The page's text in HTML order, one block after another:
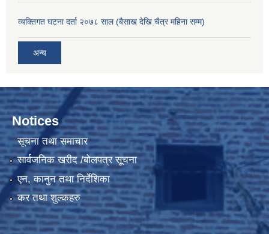
व्यक्तिगत घटना दर्ता २०७८ साल (बैसाख देखि चैत्र महिना सम्म)
अन्य
Notices
सूचना तथा समाचार
सार्वजनिक खरीद /बोलपत्र सूचना
एन, कानुन तथा निर्देशिका
कर तथा शुल्कहरु